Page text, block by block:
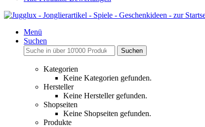
Menü
Suchen
Suchen
Kategorien
Keine Kategorien gefunden.
Hersteller
Keine Hersteller gefunden.
Shopseiten
Keine Shopseiten gefunden.
Produkte